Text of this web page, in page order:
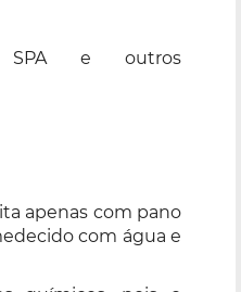
SPA e outros
apenas com pano
com água e